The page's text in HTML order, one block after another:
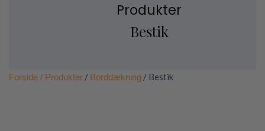
Produkter
Bestik
Forside / Produkter / Borddækning / Bestik